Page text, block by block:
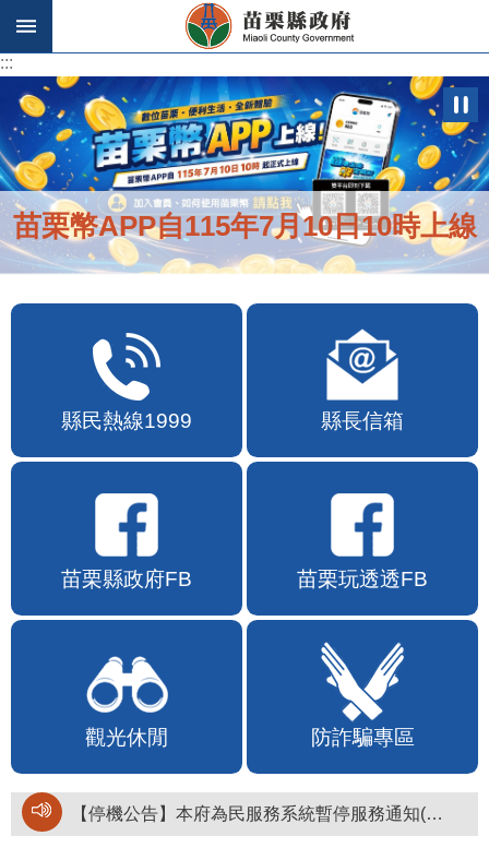
跳到主要內容區塊
:::
苗栗幣APP自115年7月10日10時上線
縣民熱線1999 縣長信箱
苗栗縣政府FB 苗栗玩透透FB
觀光休閒 防詐騙專區
【停機公告】本府為民服務系統暫停服務通知(停止服務時間：115年8月6日17時至19時)